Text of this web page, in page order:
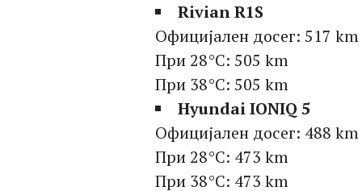
Rivian R1S
Официјален досег: 517 km
При 28°C: 505 km
При 38°C: 505 km
Hyundai IONIQ 5
Официјален досег: 488 km
При 28°C: 473 km
При 38°C: 473 km